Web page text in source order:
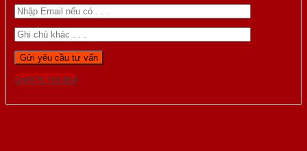
Gọi 0976.169.864